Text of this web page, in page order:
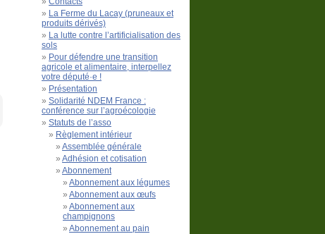
La Ferme du Lacay (pruneaux et
produits dérivés)
La lutte contre l’artificialisation des
sols
Pour défendre une transition
agricole et alimentaire, interpellez
votre député·e !
Présentation
Solidarité NDEM France :
conférence sur l’agroécologie
Statuts de l’asso
Règlement intérieur
Assemblée générale
Adhésion et cotisation
Abonnement
Abonnement aux légumes
Abonnement aux œufs
Abonnement aux
champignons
Abonnement au pain